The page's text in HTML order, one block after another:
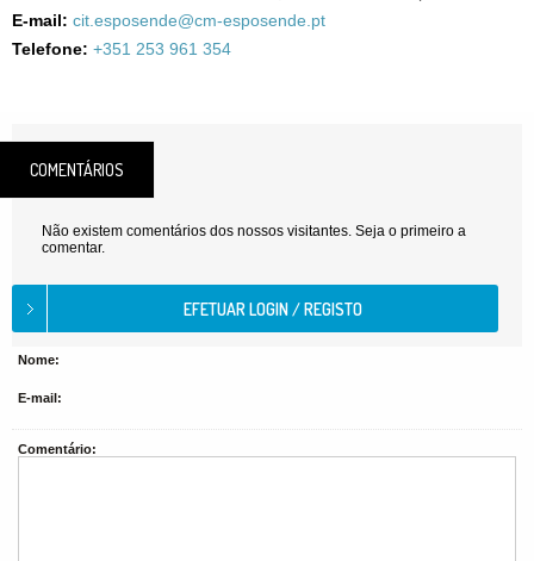
E-mail: cit.esposende@cm-esposende.pt
Telefone: +351 253 961 354
COMENTÁRIOS
Não existem comentários dos nossos visitantes. Seja o primeiro a
comentar.
Nome:
E-mail:
Comentário: